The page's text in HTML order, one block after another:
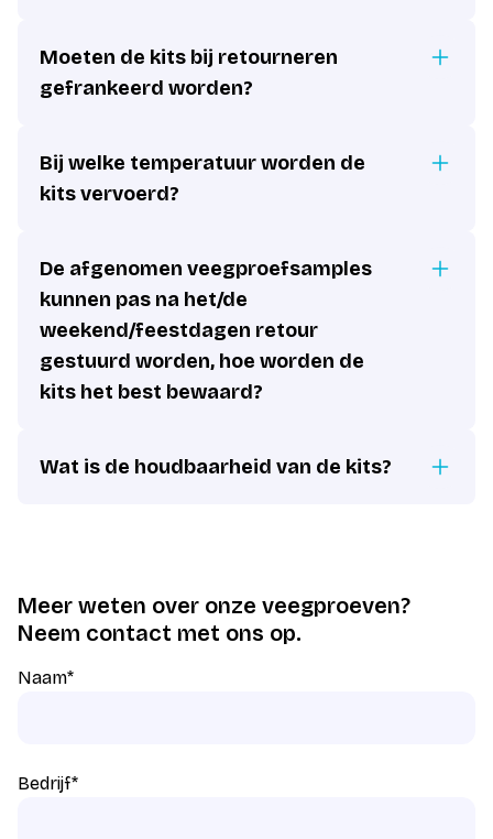
Moeten de kits bij retourneren
gefrankeerd worden?
Bij welke temperatuur worden de
kits vervoerd?
De afgenomen veegproefsamples
kunnen pas na het/de
weekend/feestdagen retour
gestuurd worden, hoe worden de
kits het best bewaard?
Wat is de houdbaarheid van de kits?
Meer weten over onze veegproeven?
Neem contact met ons op.
Naam*
Bedrijf*